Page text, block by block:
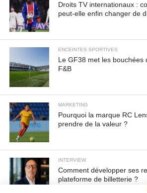
Droits TV internationaux :
peut-elle enfin changer de
ENCEINTES SPORTIVES
Le GF38 met les bouchées
F&B
MARKETING
Pourquoi la marque RC
prendre de la valeur ?
INTERVIEW
Comment développer ses
plateforme de billetterie ?